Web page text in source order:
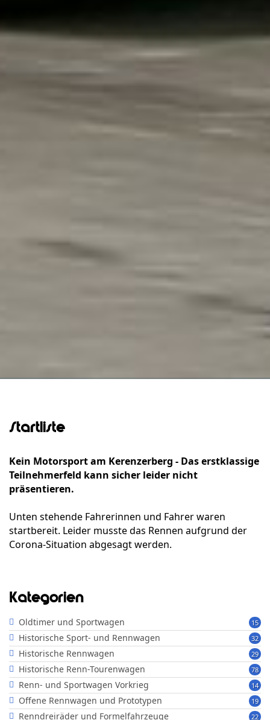
Startliste
Kein Motorsport am Kerenzerberg - Das erstklassige
Teilnehmerfeld kann sicher leider nicht
präsentieren.
Unten stehende Fahrerinnen und Fahrer waren
startbereit. Leider musste das Rennen aufgrund der
Corona-Situation abgesagt werden.
Kategorien
15
Oldtimer und Sportwagen
32
Historische Sport- und Rennwagen
29
Historische Rennwagen
78
Historische Renn-Tourenwagen
14
Renn- und Sportwagen Vorkrieg
19
Offene Rennwagen und Prototypen
22
Renndreiräder und Formelfahrzeuge